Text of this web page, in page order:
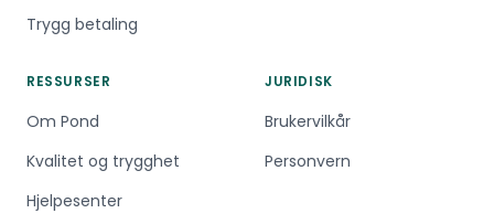
Trygg betaling
RESSURSER
Om Pond
Kvalitet og trygghet
Hjelpesenter
JURIDISK
Brukervilkår
Personvern